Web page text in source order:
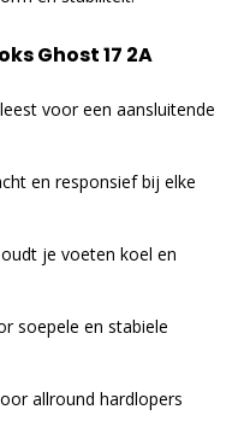
Ghost 17 2A
voor een aansluitende
en responsief bij elke
je voeten koel en
soepele en stabiele
allround hardlopers